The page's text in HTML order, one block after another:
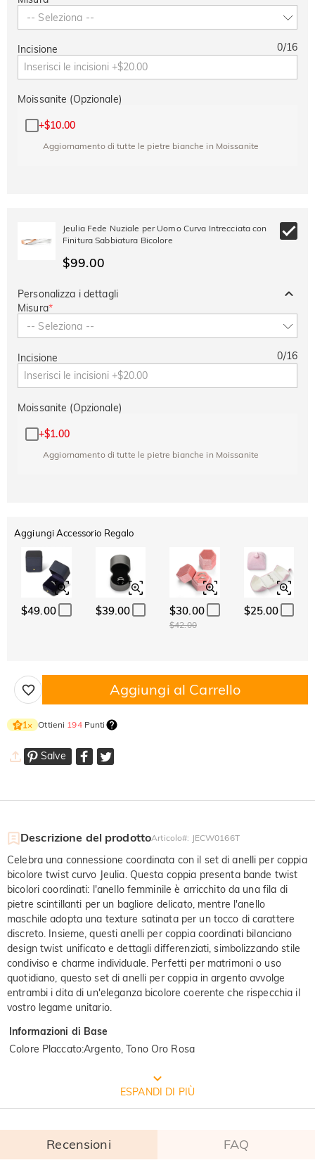
-- Seleziona --
Incisione 0/16
Moissanite (Opzionale)
+$10.00
Aggiornamento di tutte le pietre bianche in Moissanite
Jeulia Fede Nuziale per Uomo Curva Intrecciata con
Finitura Sabbiatura Bicolore
$99.00
Personalizza i dettagli
Misura*
-- Seleziona --
Incisione 0/16
Moissanite (Opzionale)
+$1.00
Aggiornamento di tutte le pietre bianche in Moissanite
Aggiungi Accessorio Regalo
$49.00 $39.00 $30.00
$42.00
$25.00
Aggiungi al Carrello
1× Ottieni 194Punti
Salve
Descrizione del prodottoArticolo#: JECW0166T
Celebra una connessione coordinata con il set di anelli per coppia
bicolore twist curvo Jeulia. Questa coppia presenta bande twist
bicolori coordinati: l'anello femminile è arricchito da una fila di
pietre scintillanti per un bagliore delicato, mentre l'anello
maschile adopta una texture satinata per un tocco di carattere
discreto. Insieme, questi anelli per coppia coordinati bilanciano
design twist unificato e dettagli differenziati, simbolizzando stile
condiviso e charme individuale. Perfetti per matrimoni o uso
quotidiano, questo set di anelli per coppia in argento avvolge
entrambi i dita di un'eleganza bicolore coerente che rispecchia il
vostro legame unitario.
Informazioni di Base
Colore Placcato:Argento, Tono Oro Rosa
CONFEZIONE GRATUITA JEULIA
ESPANDI DI PIÙ
Recensioni FAQ